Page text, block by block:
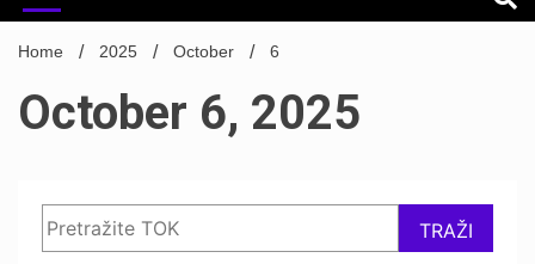
Home 2025 October 6
October 6, 2025
TRAŽI